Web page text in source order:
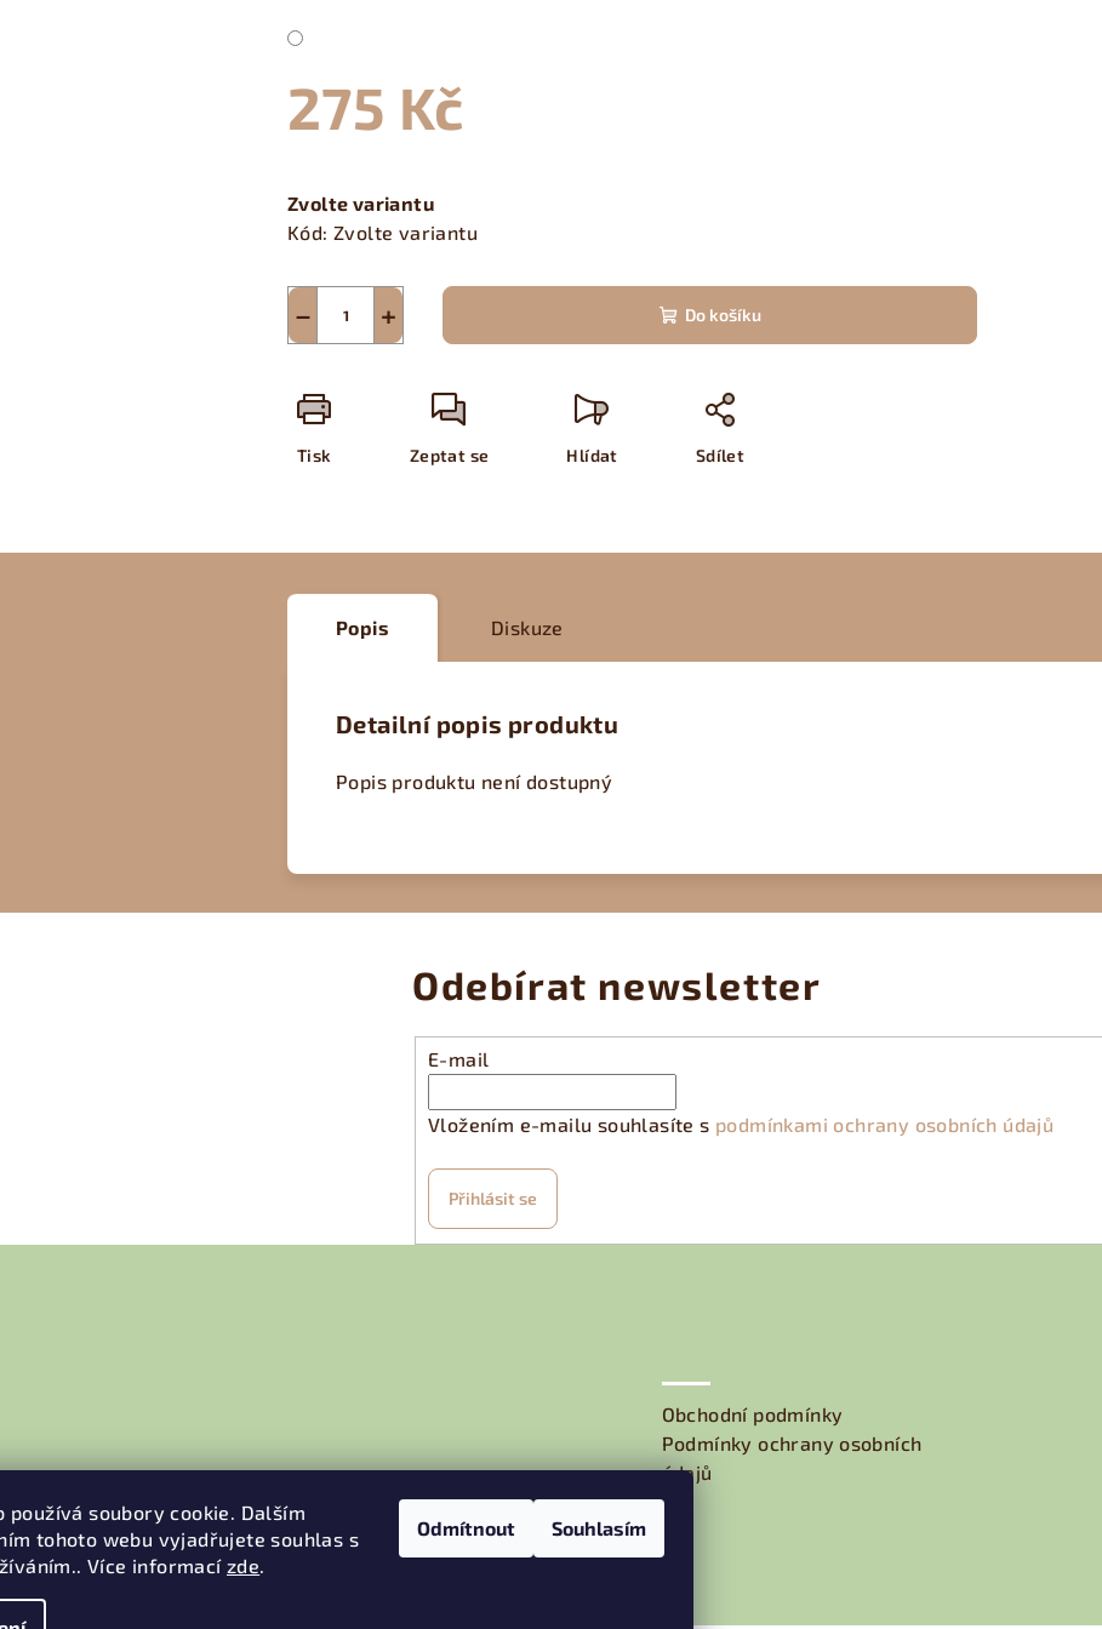
používá soubory cookie. Dalším
tohoto webu vyjadřujete souhlas s
Více informací zde.
Odmítnout Souhlasím
275 Kč
cena:
Zvolte variantu
Kód: Zvolte variantu
+
− Do košíku
Tisk Zeptat se Hlídat Sdílet
Popis Diskuze
Detailní popis produktu
Popis produktu není dostupný
Odebírat newsletter
E-mail
Vložením e-mailu souhlasíte s podmínkami ochrany osobních údajů
Přihlásit se
Obchodní podmínky
Podmínky ochrany osobních
údajů